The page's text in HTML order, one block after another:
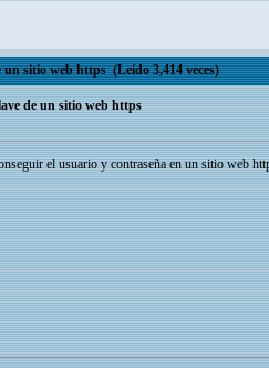
un sitio web https (Leído 3,414 veces)
de un sitio web https
el usuario y contraseña en un sitio web